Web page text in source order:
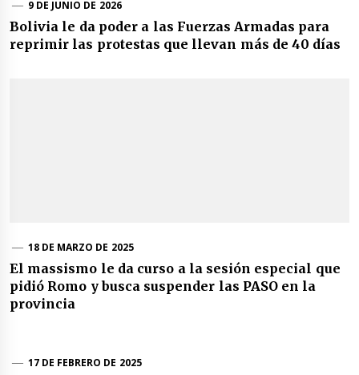
9 DE JUNIO DE 2026
Bolivia le da poder a las Fuerzas Armadas para
reprimir las protestas que llevan más de 40 días
18 DE MARZO DE 2025
El massismo le da curso a la sesión especial que
pidió Romo y busca suspender las PASO en la
provincia
17 DE FEBRERO DE 2025